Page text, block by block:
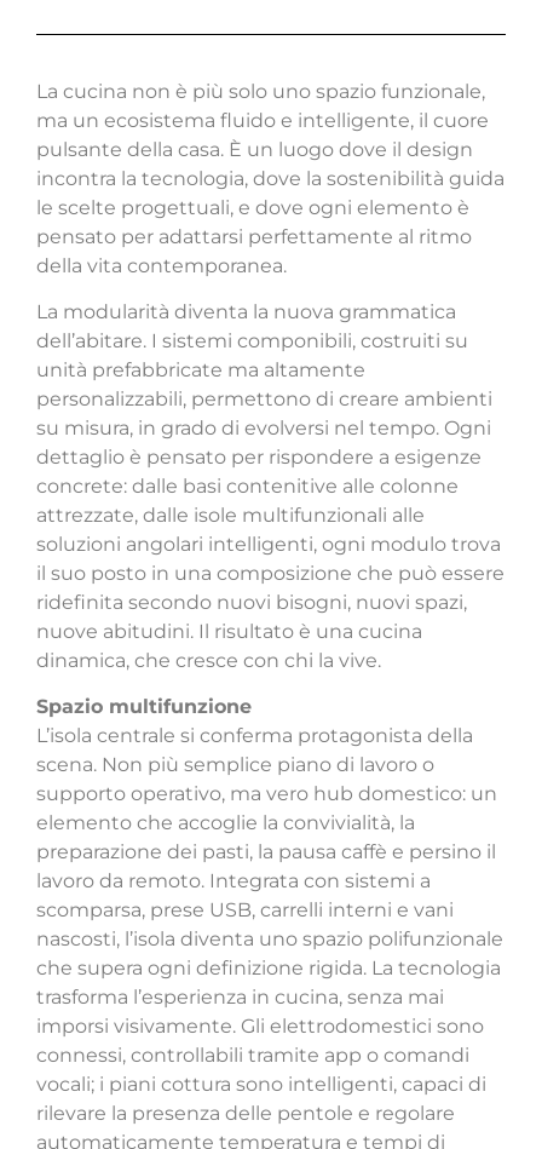
L a cucina non è più solo uno spazio funzionale,
ma un ecosistema fluido e intelligente, il cuore
pulsante della casa. È un luogo dove il design
incontra la tecnologia, dove la sostenibilità guida
le scelte progettuali, e dove ogni elemento è
pensato per adattarsi perfettamente al ritmo
della vita contemporanea.
La modularità diventa la nuova grammatica
dell’abitare. I sistemi componibili, costruiti su
unità prefabbricate ma altamente
personalizzabili, permettono di creare ambienti
su misura, in grado di evolversi nel tempo. Ogni
dettaglio è pensato per rispondere a esigenze
concrete: dalle basi contenitive alle colonne
attrezzate, dalle isole multifunzionali alle
soluzioni angolari intelligenti, ogni modulo trova
il suo posto in una composizione che può essere
ridefinita secondo nuovi bisogni, nuovi spazi,
nuove abitudini. Il risultato è una cucina
dinamica, che cresce con chi la vive.
Spazio multifunzione
L’isola centrale si conferma protagonista della
scena. Non più semplice piano di lavoro o
supporto operativo, ma vero hub domestico: un
elemento che accoglie la convivialità, la
preparazione dei pasti, la pausa caffè e persino il
lavoro da remoto. Integrata con sistemi a
scomparsa, prese USB, carrelli interni e vani
nascosti, l’isola diventa uno spazio polifunzionale
che supera ogni definizione rigida. La tecnologia
trasforma l’esperienza in cucina, senza mai
imporsi visivamente. Gli elettrodomestici sono
connessi, controllabili tramite app o comandi
vocali; i piani cottura sono intelligenti, capaci di
rilevare la presenza delle pentole e regolare
automaticamente temperatura e tempi di